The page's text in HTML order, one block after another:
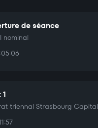
de séance
nominal
triennal Strasbourg